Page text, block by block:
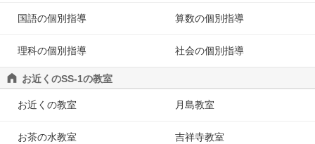
国語の個別指導 算数の個別指導
理科の個別指導 社会の個別指導
お近くのSS-1の教室
お近くの教室 月島教室
お茶の水教室 吉祥寺教室